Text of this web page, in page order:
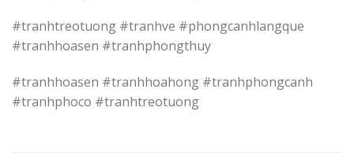
#tranhtreotuong #tranhve #phongcanhlangque
#tranhhoasen #tranhphongthuy
#tranhhoasen #tranhhoahong #tranhphongcanh
#tranhphoco #tranhtreotuong